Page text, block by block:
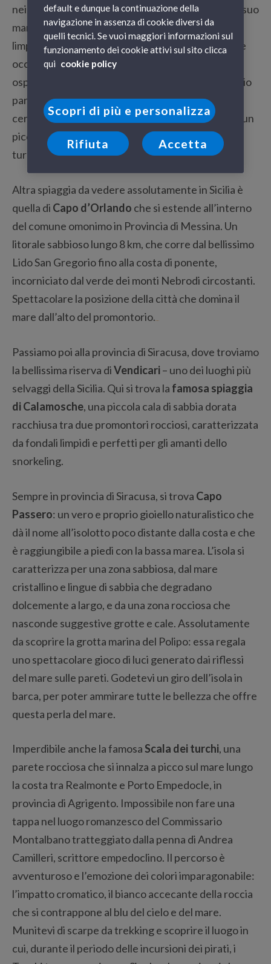
nei pressi della Riserva Orientale dello Zingaro. Il suo
mare è da sogno: i faraglioni si erigono dall’acqua
limpidissima affacciandosi sulla antica tonnara che
occupa parte della spiaggia. La costa di Scoppello
ospita delle insenature meravigliose, vero e proprio
paradiso per gli amanti delle immersioni. Se invece
cercate un po’ di sabbia, non perdevi Cala Mazzo, un
piccolo lembo di spiaggia che dà su un mare
turchese.
Altra spiaggia da vedere assolutamente in Sicilia è
quella di Capo d’Orlando che si estende all’interno
del comune omonimo in Provincia di Messina. Un
litorale sabbioso lungo 8 km, che corre dal bellissimo
Lido San Gregorio fino alla costa di ponente,
incorniciato dal verde dei monti Nebrodi circostanti.
Spettacolare la posizione della città che domina il
mare dall’alto del promontorio.
Passiamo poi alla provincia di Siracusa, dove troviamo
la bellissima riserva diVendicari– uno dei luoghi più
selvaggi della Sicilia. Qui si trova la famosa spiaggia
di Calamosche, una piccola cala di sabbia dorata
racchiusa tra due promontori rocciosi, caratterizzata
da fondali limpidi e perfetti per gli amanti dello
snorkeling.
Sempre in provincia di Siracusa, si trova Capo
Passero: un vero e proprio gioiello naturalistico che
dà il nome all’isolotto poco distante dalla costa e che
è raggiungibile a piedi con la bassa marea. L’isola si
caratterizza per una zona sabbiosa, dal mare
cristallino e lingue di sabbia che degradano
dolcemente a largo, e da una zona rocciosa che
nasconde suggestive grotte e cale. Assolutamente
da scoprire la grotta marina del Polipo: essa regala
uno spettacolare gioco di luci generato dai riflessi
del mare sulle pareti. Godetevi un giro dell’isola in
barca, per poter ammirare tutte le bellezza che offre
questa perla del mare.
Imperdibile anche la famosaScala dei turchi, una
parete rocciosa che si innalza a picco sul mare lungo
la costa tra Realmonte e Porto Empedocle, in
provincia di Agrigento. Impossibile non fare una
tappa nel luogo romanzesco del Commissario
Montalbano tratteggiato dalla penna di Andrea
Camilleri, scrittore empedoclino. Il percorso è
avventuroso e l’emozione dei colori imparagonabile:
l’impatto cromatico, il bianco accecante della roccia
che si contrappone al blu del cielo e del mare.
Munitevi di scarpe da trekking e scoprire il luogo in
cui, durante il periodo delle incursioni dei pirati, i
default e dunque la continuazione della
navigazione in assenza di cookie diversi da
quelli tecnici. Se vuoi maggiori informazioni sul
funzionamento dei cookie attivi sul sito clicca
qui cookie policy
Scopri di più e personalizza
Rifiuta Accetta